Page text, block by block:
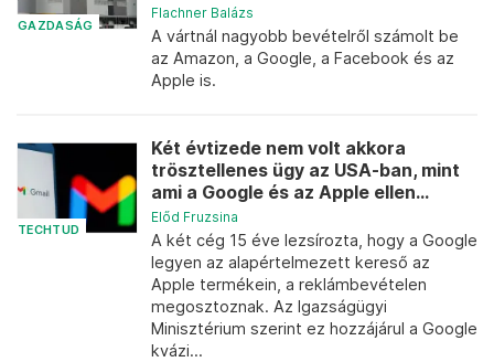
GAZDASÁG
Flachner Balázs
A vártnál nagyobb bevételről számolt be
az Amazon, a Google, a Facebook és az
Apple is.
TECHTUD
Két évtizede nem volt akkora
trösztellenes ügy az USA-ban, mint
ami a Google és az Apple ellen...
Előd Fruzsina
A két cég 15 éve lezsírozta, hogy a Google
legyen az alapértelmezett kereső az
Apple termékein, a reklámbevételen
megosztoznak. Az Igazságügyi
Minisztérium szerint ez hozzájárul a Google
kvázi...